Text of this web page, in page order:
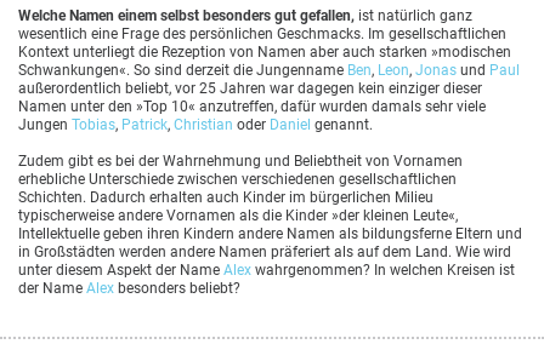
Welche Namen einem selbst besonders gut gefallen, ist natürlich ganz
wesentlich eine Frage des persönlichen Geschmacks. Im gesellschaftlichen
Kontext unterliegt die Rezeption von Namen aber auch starken »modischen
Schwankungen«. So sind derzeit die Jungenname Ben, Leon, Jonas und Paul
außerordentlich beliebt, vor 25 Jahren war dagegen kein einziger dieser
Namen unter den »Top 10« anzutreffen, dafür wurden damals sehr viele
Jungen Tobias, Patrick, Christian oder Daniel genannt.
Zudem gibt es bei der Wahrnehmung und Beliebtheit von Vornamen
erhebliche Unterschiede zwischen verschiedenen gesellschaftlichen
Schichten. Dadurch erhalten auch Kinder im bürgerlichen Milieu
typischerweise andere Vornamen als die Kinder »der kleinen Leute«,
Intellektuelle geben ihren Kindern andere Namen als bildungsferne Eltern und
in Großstädten werden andere Namen präferiert als auf dem Land. Wie wird
unter diesem Aspekt der Name Alex wahrgenommen? In welchen Kreisen ist
der Name Alex besonders beliebt?